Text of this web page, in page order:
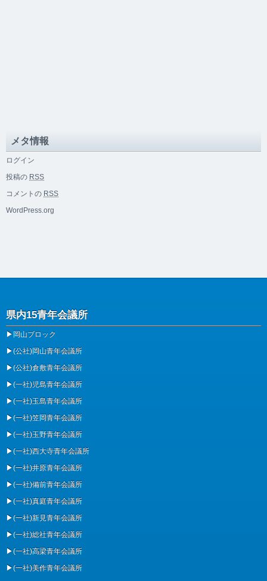
メタ情報
ログイン
投稿の RSS
コメントの RSS
WordPress.org
県内15青年会議所
▶ 岡山ブロック
▶(公社)岡山青年会議所
▶(公社)倉敷青年会議所
▶(一社)児島青年会議所
▶(一社)玉島青年会議所
▶(一社)笠岡青年会議所
▶(一社)玉野青年会議所
▶(一社)西大寺青年会議所
▶(一社)井原青年会議所
▶(一社)備前青年会議所
▶(一社)真庭青年会議所
▶(一社)新見青年会議所
▶(一社)総社青年会議所
▶(一社)高梁青年会議所
▶(一社)美作青年会議所